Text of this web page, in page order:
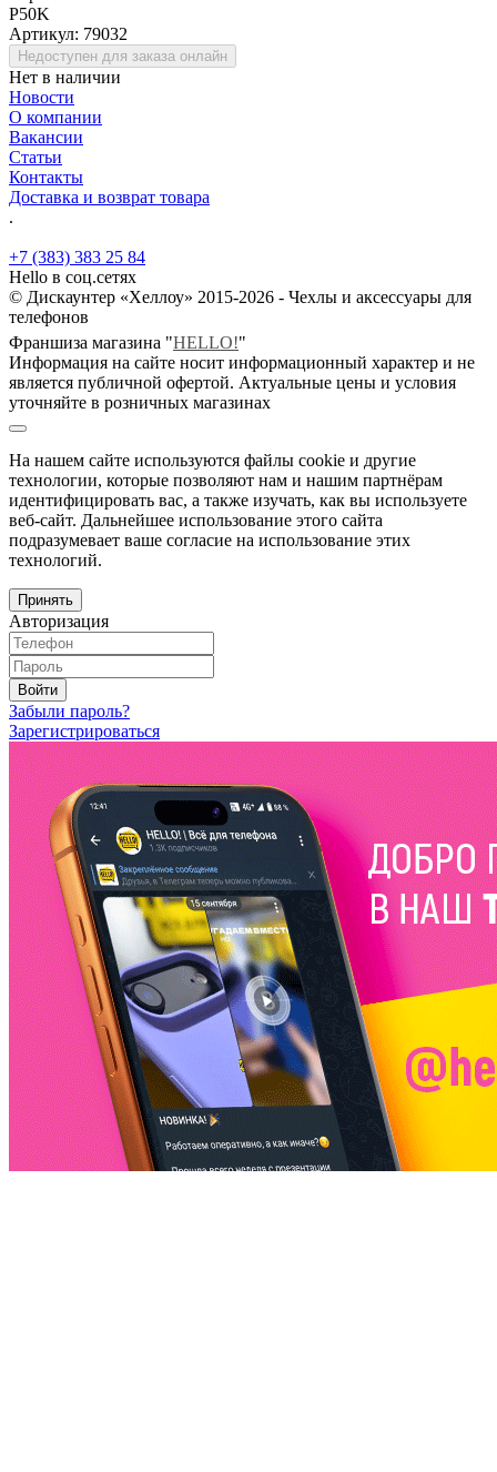
P50K
Артикул: 79032
Недоступен для заказа онлайн
Нет в наличии
Новости
О компании
Вакансии
Статьи
Контакты
Доставка и возврат товара
.
+7 (383) 383 25 84
Hello в соц.сетях
© Дискаунтер «Хеллоу» 2015-2026 - Чехлы и аксессуары для
телефонов
Франшиза магазина "HELLO!"
Информация на сайте носит информационный характер и не
является публичной офертой. Актуальные цены и условия
уточняйте в розничных магазинах
На нашем сайте используются файлы cookie и другие
технологии, которые позволяют нам и нашим партнёрам
идентифицировать вас, а также изучать, как вы используете
веб-сайт. Дальнейшее использование этого сайта
подразумевает ваше согласие на использование этих
технологий.
Принять
Авторизация
Войти
Забыли пароль?
Зарегистрироваться